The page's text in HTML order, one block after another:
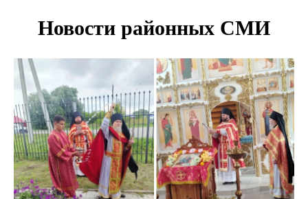
Площадь у Монумента Славы в Новосибирске пошла
Африканский врач поразил новосибирцев в травмпункте
Академгородка
Покрытие рулежных дорожек обновили в аэропорту
Толмачево по нацпроекту